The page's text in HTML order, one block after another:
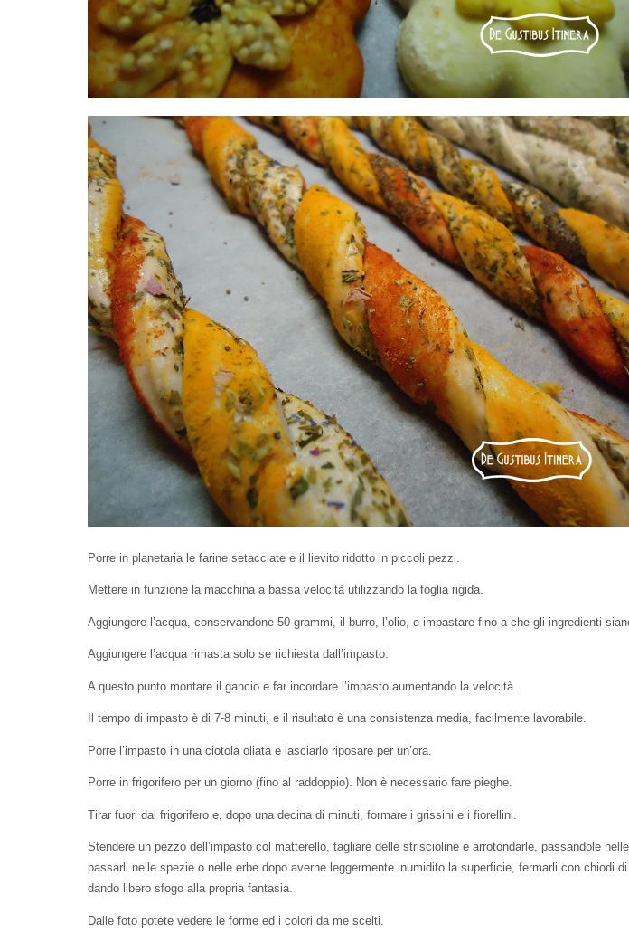
Porre in planetaria le farine setacciate e il lievito ridotto in piccoli pezzi.
Mettere in funzione la macchina a bassa velocità utilizzando la foglia rigida.
Aggiungere l’acqua, conservandone 50 grammi, il burro, l’olio, e impastare fino a che gli ingredienti
Aggiungere l’acqua rimasta solo se richiesta dall’impasto.
A questo punto montare il gancio e far incordare l’impasto aumentando la velocità.
Il tempo di impasto è di 7-8 minuti, e il risultato è una consistenza media, facilmente lavorabile.
Porre l’impasto in una ciotola oliata e lasciarlo riposare per un’ora.
Porre in frigorifero per un giorno (fino al raddoppio). Non è necessario fare pieghe.
Tirar fuori dal frigorifero e, dopo una decina di minuti, formare i grissini e i fiorellini.
Stendere un pezzo dell’impasto col matterello, tagliare delle striscioline e arrotondarle, passandole
passarli nelle spezie o nelle erbe dopo averne leggermente inumidito la superficie, fermarli con chiodi
dando libero sfogo alla propria fantasia.
Dalle foto potete vedere le forme ed i colori da me scelti.